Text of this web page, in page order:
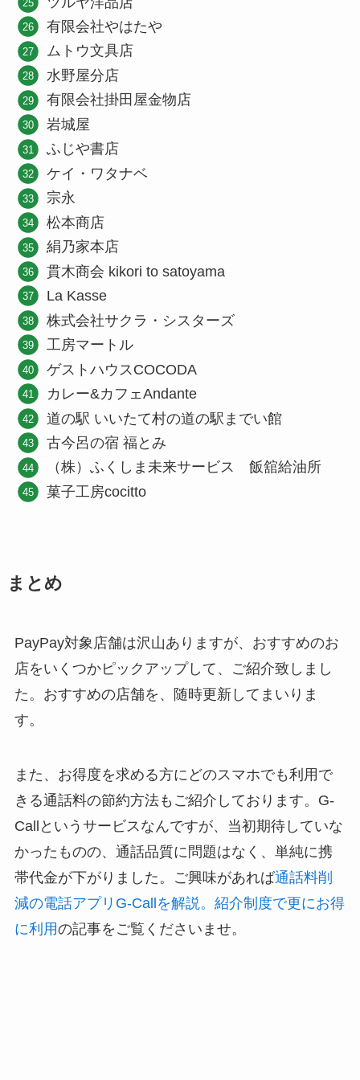
有限会社やはたや
ムトウ文具店
水野屋分店
有限会社掛田屋金物店
岩城屋
ふじや書店
ケイ・ワタナベ
宗永
松本商店
絹乃家本店
貫木商会 kikori to satoyama
La Kasse
株式会社サクラ・シスターズ
工房マートル
ゲストハウスCOCODA
カレー&カフェAndante
道の駅 いいたて村の道の駅までい館
古今呂の宿 福とみ
（株）ふくしま未来サービス 飯舘給油所
菓子工房cocitto
まとめ
PayPay対象店舗は沢山ありますが、おすすめのお
店をいくつかピックアップして、ご紹介致しまし
た。おすすめの店舗を、随時更新してまいりま
す。
また、お得度を求める方にどのスマホでも利用で
きる通話料の節約方法もご紹介しております。G-
Callというサービスなんですが、当初期待していな
かったものの、通話品質に問題はなく、単純に携
帯代金が下がりました。ご興味があれば通話料削
減の電話アプリG-Callを解説。紹介制度で更にお得
に利用の記事をご覧くださいませ。